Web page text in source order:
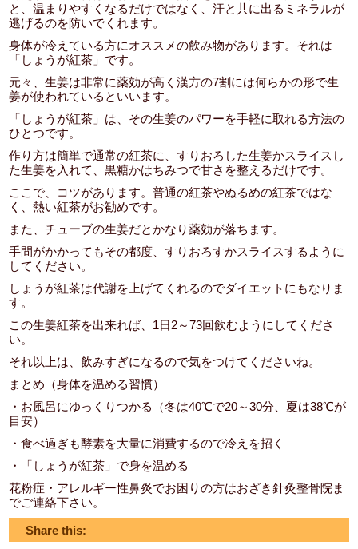
と、温まりやすくなるだけではなく、汗と共に出るミネラルが
逃げるのを防いでくれます。
身体が冷えている方にオススメの飲み物があります。それは
「しょうが紅茶」です。
元々、生姜は非常に薬効が高く漢方の7割には何らかの形で生
姜が使われているといいます。
「しょうが紅茶」は、その生姜のパワーを手軽に取れる方法の
ひとつです。
作り方は簡単で通常の紅茶に、すりおろした生姜かスライスし
た生姜を入れて、黒糖かはちみつで甘さを整えるだけです。
ここで、コツがあります。普通の紅茶やぬるめの紅茶ではな
く、熱い紅茶がお勧めです。
また、チューブの生姜だとかなり薬効が落ちます。
手間がかかってもその都度、すりおろすかスライスするように
してください。
しょうが紅茶は代謝を上げてくれるのでダイエットにもなりま
す。
この生姜紅茶を出来れば、1日2～73回飲むようにしてくださ
い。
それ以上は、飲みすぎになるので気をつけてくださいね。
まとめ（身体を温める習慣）
・お風呂にゆっくりつかる（冬は40℃で20～30分、夏は38℃が
目安）
・食べ過ぎも酵素を大量に消費するので冷えを招く
・「しょうが紅茶」で身を温める
花粉症・アレルギー性鼻炎でお困りの方はおざき針灸整骨院ま
でご連絡下さい。
Share this: